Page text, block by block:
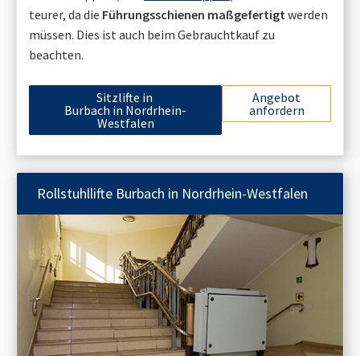
teurer, da die Führungsschienen maßgefertigt werden
müssen. Dies ist auch beim Gebrauchtkauf zu
beachten.
Sitzlifte in
Burbach in Nordrhein-
Westfalen
Angebot
anfordern
Rollstuhllifte Burbach in Nordrhein-Westfalen